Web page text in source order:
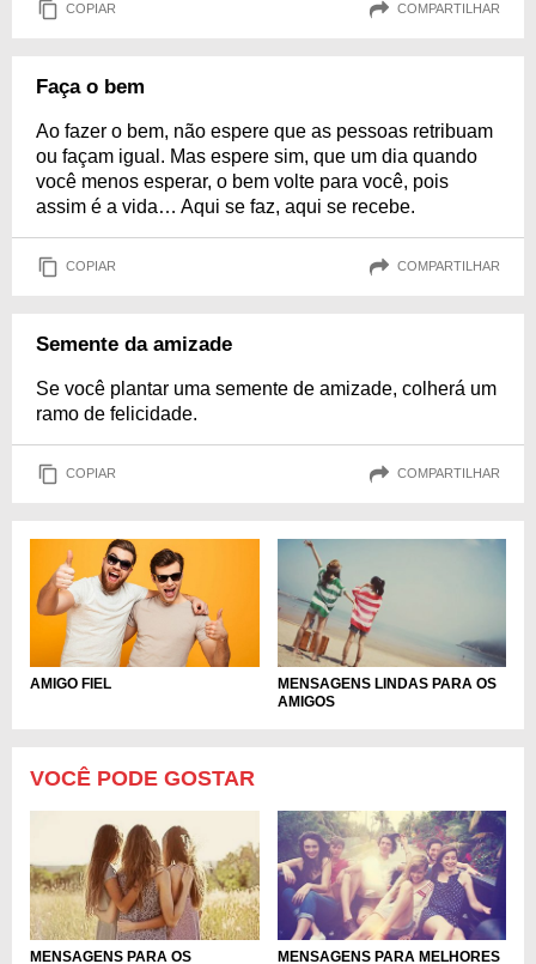
COPIAR COMPARTILHAR
Faça o bem
Ao fazer o bem, não espere que as pessoas retribuam
ou façam igual. Mas espere sim, que um dia quando
você menos esperar, o bem volte para você, pois
assim é a vida… Aqui se faz, aqui se recebe.
COPIAR COMPARTILHAR
Semente da amizade
Se você plantar uma semente de amizade, colherá um
ramo de felicidade.
COPIAR COMPARTILHAR
AMIGO FIEL
MENSAGENS LINDAS PARA OS
AMIGOS
VOCÊ PODE GOSTAR
MENSAGENS PARA OS
MENSAGENS PARA MELHORES